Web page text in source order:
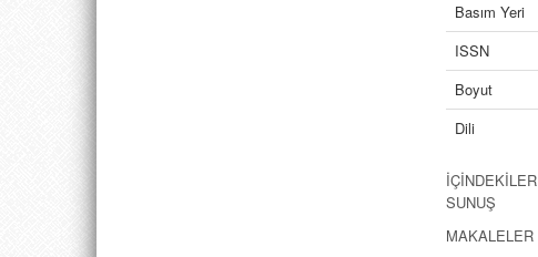
Basım Yeri
ISSN
Boyut
Dili
İÇİNDEKİLER
SUNUŞ
MAKALELER